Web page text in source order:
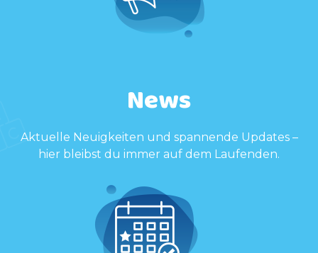
News
Aktuelle Neuigkeiten und spannende Updates –
hier bleibst du immer auf dem Laufenden.